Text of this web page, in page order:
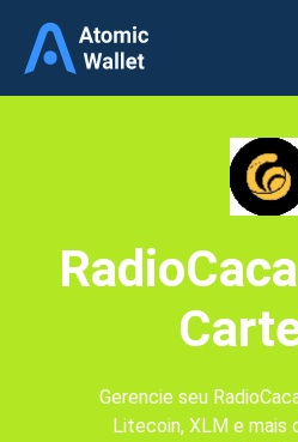
Gerencie seu
Litecoin, XLM e mais